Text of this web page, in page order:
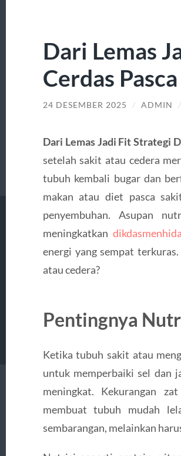
Dari Lemas
Cerdas
24 DESEMBER 2025 / ADMIN /
Dari Lemas Jadi Fit Strategi
setelah sakit atau cedera
tubuh kembali bugar dan
makan atau diet pasca
penyembuhan. Asupan
meningkatkan
energi yang sempat
atau cedera?
Pentingnya
Ketika tubuh sakit atau
untuk memperbaiki sel dan
meningkat. Kekurangan
membuat tubuh mudah
sembarangan, melainkan